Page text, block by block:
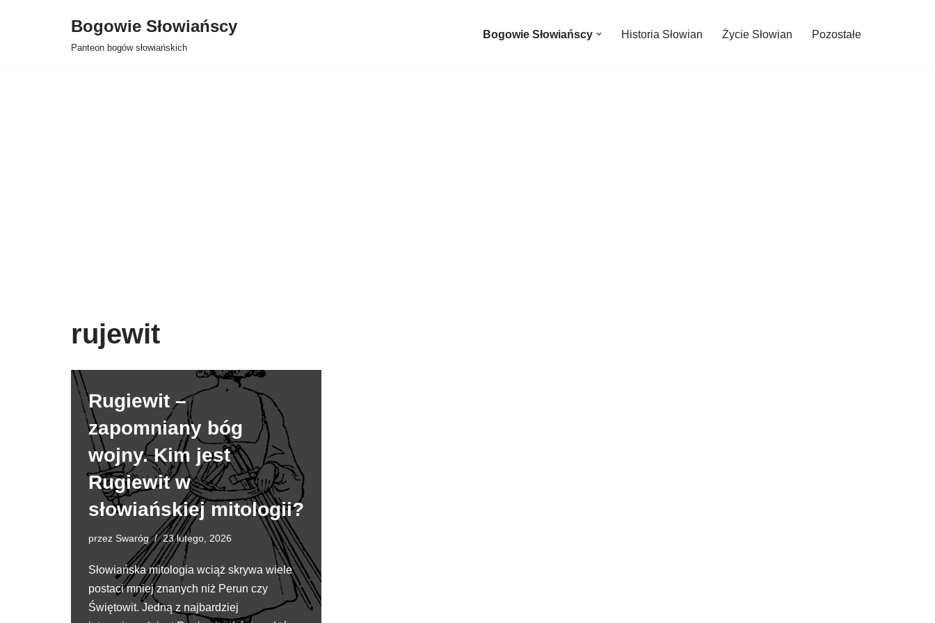
Bogowie Słowiańscy
Panteon bogów słowiańskich
Bogowie Słowiańscy Historia Słowian Życie Słowian Pozostałe
rujewit
Rugiewit –
zapomniany bóg
wojny. Kim jest
Rugiewit w
słowiańskiej mitologii?
przez Swaróg 23 lutego, 2026
Słowiańska mitologia wciąż skrywa wiele
postaci mniej znanych niż Perun czy
Świętowit. Jedną z najbardziej